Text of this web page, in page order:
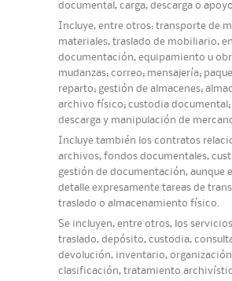
documental, carga, descarga o
Incluye, entre otros: transporte de
materiales, traslado de mobiliario,
documentación, equipamiento u
mudanzas; correo; mensajería;
reparto; gestión de almacenes;
archivo físico; custodia documental;
descarga y manipulación de
Incluye también los contratos
archivos, fondos documentales,
gestión de documentación, aunque
detalle expresamente tareas de
traslado o almacenamiento físico.
Se incluyen, entre otros, los
traslado, depósito, custodia,
devolución, inventario,
clasificación, tratamiento